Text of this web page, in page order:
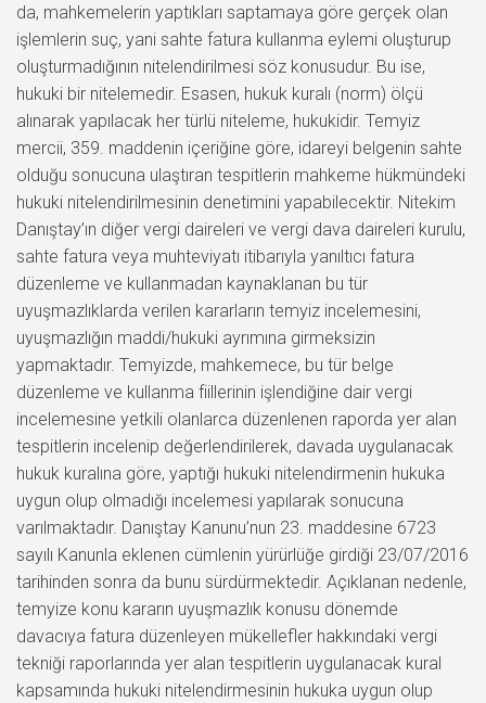
da, mahkemelerin yaptıkları saptamaya göre gerçek olan
işlemlerin suç, yani sahte fatura kullanma eylemi oluşturup
oluşturmadığının nitelendirilmesi söz konusudur. Bu ise,
hukuki bir nitelemedir. Esasen, hukuk kuralı (norm) ölçü
alınarak yapılacak her türlü niteleme, hukukidir. Temyiz
mercii, 359. maddenin içeriğine göre, idareyi belgenin sahte
olduğu sonucuna ulaştıran tespitlerin mahkeme hükmündeki
hukuki nitelendirilmesinin denetimini yapabilecektir. Nitekim
Danıştay’ın diğer vergi daireleri ve vergi dava daireleri kurulu,
sahte fatura veya muhteviyatı itibarıyla yanıltıcı fatura
düzenleme ve kullanmadan kaynaklanan bu tür
uyuşmazlıklarda verilen kararların temyiz incelemesini,
uyuşmazlığın maddi/hukuki ayrımına girmeksizin
yapmaktadır. Temyizde, mahkemece, bu tür belge
düzenleme ve kullanma fiillerinin işlendiğine dair vergi
incelemesine yetkili olanlarca düzenlenen raporda yer alan
tespitlerin incelenip değerlendirilerek, davada uygulanacak
hukuk kuralına göre, yaptığı hukuki nitelendirmenin hukuka
uygun olup olmadığı incelemesi yapılarak sonucuna
varılmaktadır. Danıştay Kanunu’nun 23. maddesine 6723
sayılı Kanunla eklenen cümlenin yürürlüğe girdiği 23/07/2016
tarihinden sonra da bunu sürdürmektedir. Açıklanan nedenle,
temyize konu kararın uyuşmazlık konusu dönemde
davacıya fatura düzenleyen mükellefler hakkındaki vergi
tekniği raporlarında yer alan tespitlerin uygulanacak kural
kapsamında hukuki nitelendirmesinin hukuka uygun olup